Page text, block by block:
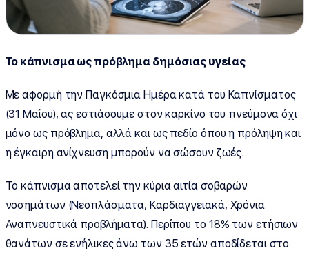
Το κάπνισμα ως πρόβλημα δημόσιας υγείας
Με αφορμή την Παγκόσμια Ημέρα κατά του Καπνίσματος
(31 Μαΐου), ας εστιάσουμε στον καρκίνο του πνεύμονα όχι
μόνο ως πρόβλημα, αλλά και ως πεδίο όπου η πρόληψη και
η έγκαιρη ανίχνευση μπορούν να σώσουν ζωές.
Το κάπνισμα αποτελεί την κύρια αιτία σοβαρών
νοσημάτων (Νεοπλάσματα, Καρδιαγγειακά, Χρόνια
Αναπνευστικά προβλήματα). Περίπου το 18% των ετήσιων
θανάτων σε ενήλικες άνω των 35 ετών αποδίδεται στο